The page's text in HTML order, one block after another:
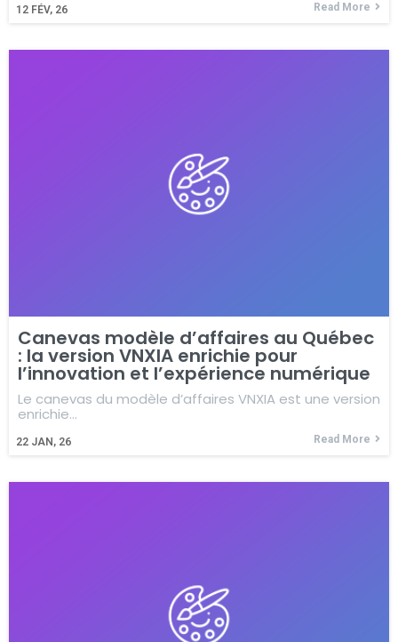
12 FÉV, 26 Read More
Canevas modèle d’affaires au Québec
: la version VNXIA enrichie pour
l’innovation et l’expérience numérique
22 JAN, 26
Le canevas du modèle d’affaires VNXIA est une version
enrichie…
Read More